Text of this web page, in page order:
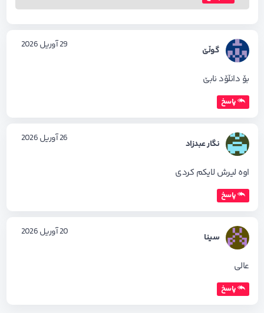
گوڵێ 29 آوریل 2026
بۆ دانڵۆد نابێ
پاسخ
نگار عبدزاد 26 آوریل 2026
اوه لیرش لایکم کردی
پاسخ
سینا 20 آوریل 2026
عالی
پاسخ